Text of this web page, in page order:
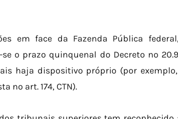
em face da Fazenda Pública
o prazo quinquenal do Decreto nº
haja dispositivo próprio (por
no art. 174, CTN).